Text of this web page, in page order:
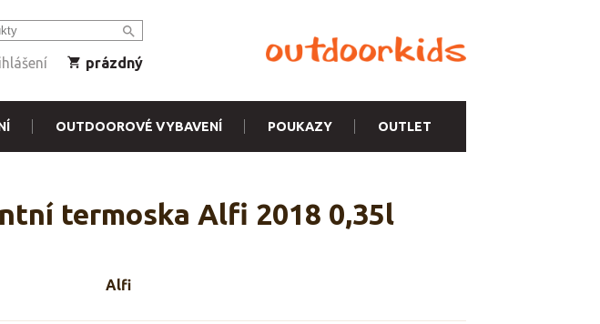
prázdný
OUTDOOROVÉ VYBAVENÍ POUKAZY OUTLET
termoska Alfi 2018 0,35l
Alfi